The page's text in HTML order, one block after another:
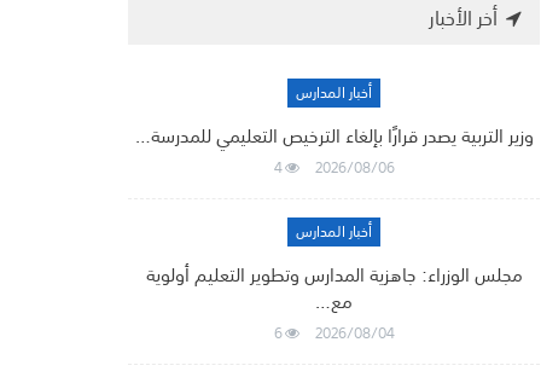
أخر الأخبار
أخبار المدارس
وزير التربية يصدر قرارًا بإلغاء الترخيص التعليمي للمدرسة…
2026/08/06
4
أخبار المدارس
مجلس الوزراء: جاهزية المدارس وتطوير التعليم أولوية
مع…
2026/08/04
6